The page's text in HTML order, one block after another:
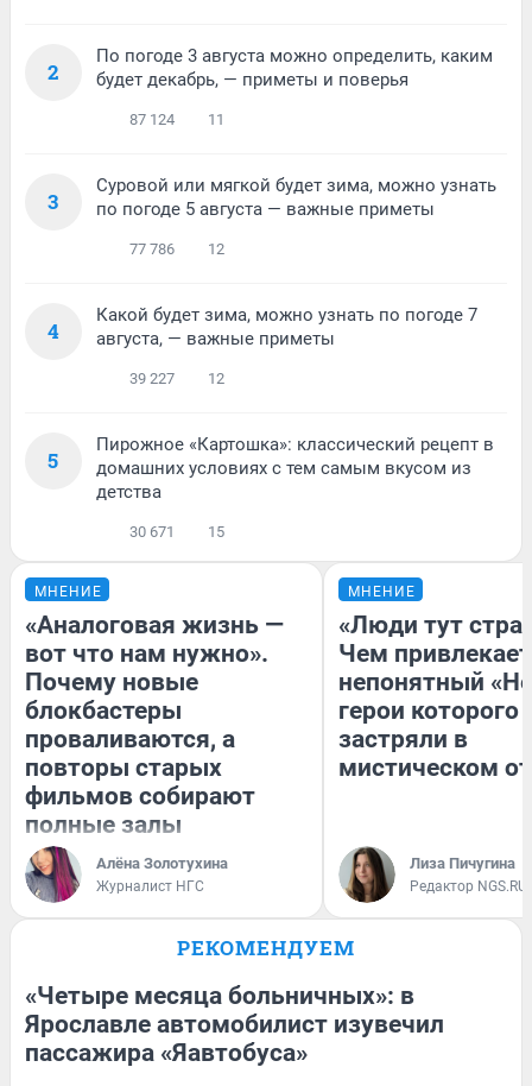
2
По погоде 3 августа можно определить, каким
будет декабрь, — приметы и поверья
87 124 11
3
Суровой или мягкой будет зима, можно узнать
по погоде 5 августа — важные приметы
77 786 12
4
Какой будет зима, можно узнать по погоде 7
августа, — важные приметы
39 227 12
5
Пирожное «Картошка»: классический рецепт в
домашних условиях с тем самым вкусом из
детства
30 671 15
МНЕНИЕ
«Аналоговая жизнь —
вот что нам нужно».
Почему новые
блокбастеры
проваливаются, а
повторы старых
фильмов собирают
полные залы
Алёна Золотухина
Журналист НГС
МНЕНИЕ
«Люди тут
Чем привлекает
непонятный
герои которого
застряли в
мистическом
Лиза Пичугина
Редактор NGS.RU
РЕКОМЕНДУЕМ
«Четыре месяца больничных»: в
Ярославле автомобилист изувечил
пассажира «Яавтобуса»